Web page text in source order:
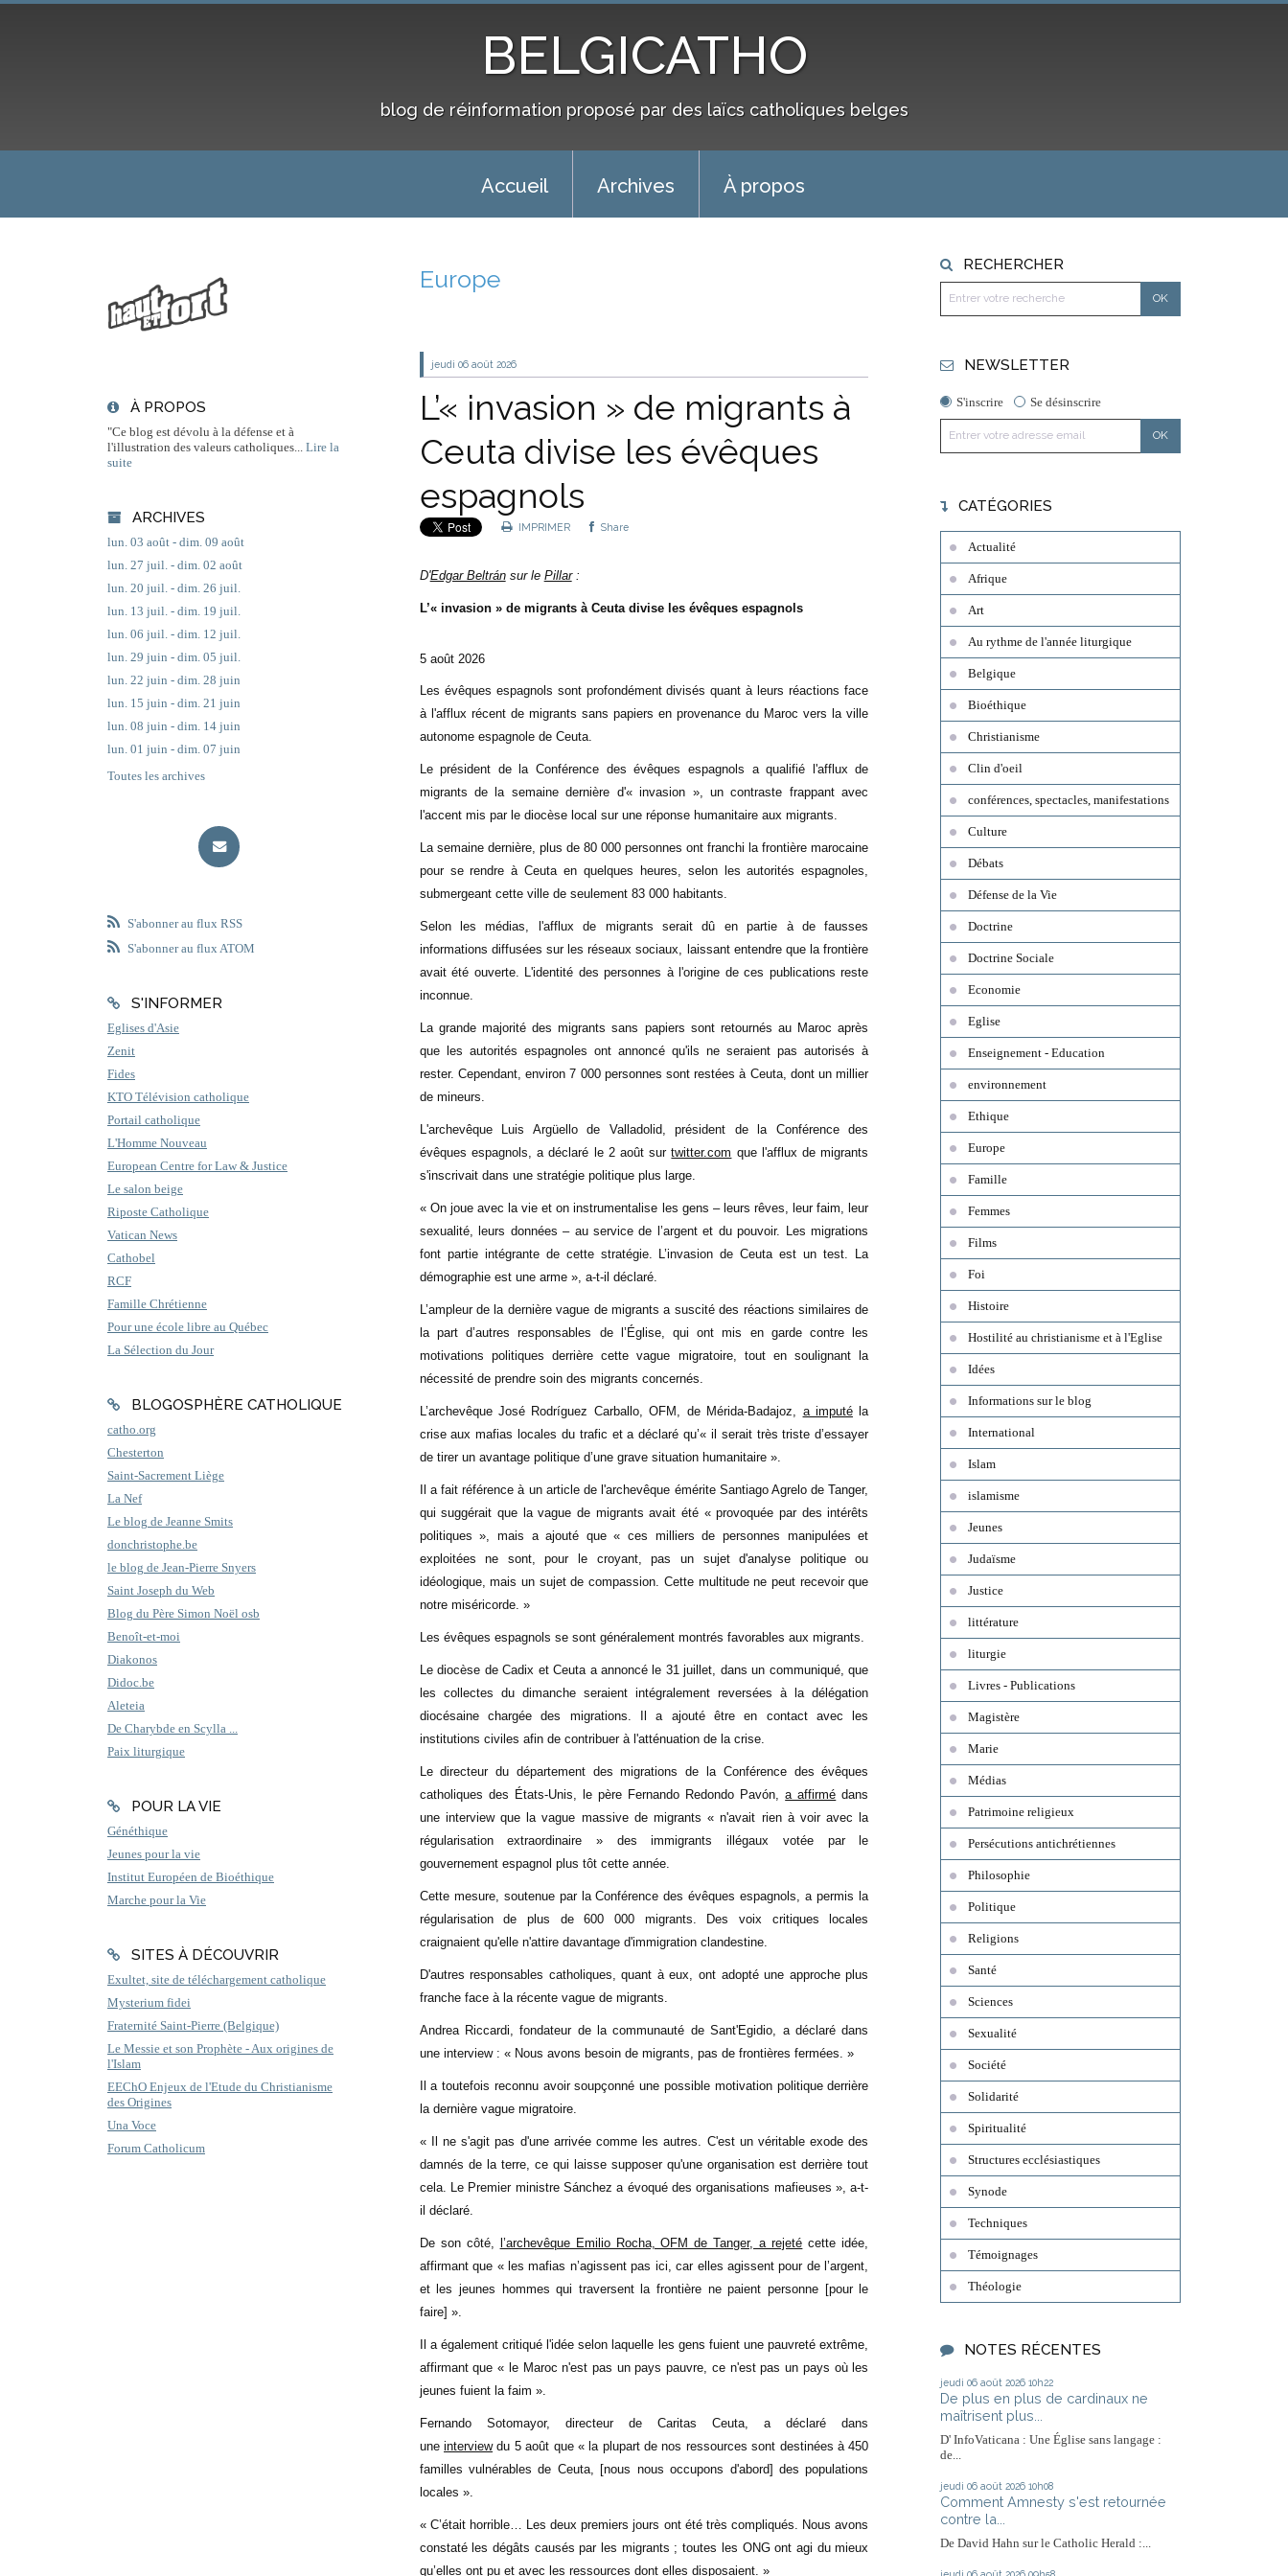
BELGICATHO
blog de réinformation proposé par des laïcs catholiques belges
Accueil Archives À propos
À PROPOS
"Ce blog est dévolu à la défense et à
l'illustration des valeurs catholiques...
Lire la
suite
ARCHIVES
lun. 03 août - dim. 09 août
lun. 27 juil. - dim. 02 août
lun. 20 juil. - dim. 26 juil.
lun. 13 juil. - dim. 19 juil.
lun. 06 juil. - dim. 12 juil.
lun. 29 juin - dim. 05 juil.
lun. 22 juin - dim. 28 juin
lun. 15 juin - dim. 21 juin
lun. 08 juin - dim. 14 juin
lun. 01 juin - dim. 07 juin
Toutes les archives
S'abonner au flux RSS
S'abonner au flux ATOM
S'INFORMER
Eglises d'Asie
Zenit
Fides
KTO Télévision catholique
Portail catholique
L'Homme Nouveau
European Centre for Law & Justice
Le salon beige
Riposte Catholique
Vatican News
Cathobel
RCF
Famille Chrétienne
Pour une école libre au Québec
La Sélection du Jour
BLOGOSPHÈRE CATHOLIQUE
catho.org
Chesterton
Saint-Sacrement Liège
La Nef
Le blog de Jeanne Smits
donchristophe.be
le blog de Jean-Pierre Snyers
Saint Joseph du Web
Blog du Père Simon Noël osb
Benoît-et-moi
Diakonos
Didoc.be
Aleteia
De Charybde en Scylla ...
Paix liturgique
POUR LA VIE
Généthique
Jeunes pour la vie
Institut Européen de Bioéthique
Marche pour la Vie
SITES À DÉCOUVRIR
Exultet, site de téléchargement catholique
Mysterium fidei
Fraternité Saint-Pierre (Belgique)
Le Messie et son Prophète - Aux origines de
l'Islam
EEChO Enjeux de l'Etude du Christianisme
des Origines
Una Voce
Forum Catholicum
Europe
jeudi 06 août 2026
L’« invasion » de migrants à
Ceuta divise les évêques
espagnols
IMPRIMER Share
D'Edgar Beltránsur le Pillar:
L’« invasion » de migrants à Ceuta divise les évêques espagnols
5 août 2026
Les évêques espagnols sont profondément divisés quant à leurs réactions face
à l'afflux récent de migrants sans papiers en provenance du Maroc vers la ville
autonome espagnole de Ceuta.
Le président de la Conférence des évêques espagnols a qualifié l'afflux de
migrants de la semaine dernière d'« invasion », un contraste frappant avec
l'accent mis par le diocèse local sur une réponse humanitaire aux migrants.
La semaine dernière, plus de 80 000 personnes ont franchi la frontière marocaine
pour se rendre à Ceuta en quelques heures, selon les autorités espagnoles,
submergeant cette ville de seulement 83 000 habitants.
Selon les médias, l'afflux de migrants serait dû en partie à de fausses
informations diffusées sur les réseaux sociaux, laissant entendre que la frontière
avait été ouverte. L'identité des personnes à l'origine de ces publications reste
inconnue.
La grande majorité des migrants sans papiers sont retournés au Maroc après
que les autorités espagnoles ont annoncé qu'ils ne seraient pas autorisés à
rester. Cependant, environ 7 000 personnes sont restées à Ceuta, dont un millier
de mineurs.
L'archevêque Luis Argüello de Valladolid, président de la Conférence des
évêques espagnols, a déclaré le 2 août surtwitter.com que l'afflux de migrants
s'inscrivait dans une stratégie politique plus large.
« On joue avec la vie et on instrumentalise les gens – leurs rêves, leur faim, leur
sexualité, leurs données – au service de l’argent et du pouvoir. Les migrations
font partie intégrante de cette stratégie. L’invasion de Ceuta est un test. La
démographie est une arme », a-t-il déclaré.
L’ampleur de la dernière vague de migrants a suscité des réactions similaires de
la part d’autres responsables de l’Église, qui ont mis en garde contre les
motivations politiques derrière cette vague migratoire, tout en soulignant la
nécessité de prendre soin des migrants concernés.
L’archevêque José Rodríguez Carballo, OFM, de Mérida-Badajoz, a imputéla
crise aux mafias locales du trafic et a déclaré qu’« il serait très triste d’essayer
de tirer un avantage politique d’une grave situation humanitaire ».
Il a fait référence à un article de l'archevêque émérite Santiago Agrelo de Tanger,
qui suggérait que la vague de migrants avait été « provoquée par des intérêts
politiques », mais a ajouté que « ces milliers de personnes manipulées et
exploitées ne sont, pour le croyant, pas un sujet d'analyse politique ou
idéologique, mais un sujet de compassion. Cette multitude ne peut recevoir que
notre miséricorde. »
Les évêques espagnols se sont généralement montrés favorables aux migrants.
Le diocèse de Cadix et Ceuta a annoncé le 31 juillet, dans un communiqué, que
les collectes du dimanche seraient intégralement reversées à la délégation
diocésaine chargée des migrations. Il a ajouté être en contact avec les
institutions civiles afin de contribuer à l'atténuation de la crise.
Le directeur du département des migrations de la Conférence des évêques
catholiques des États-Unis, le père Fernando Redondo Pavón,a affirmé dans
une interview que la vague massive de migrants « n'avait rien à voir avec la
régularisation extraordinaire » des immigrants illégaux votée par le
gouvernement espagnol plus tôt cette année.
Cette mesure, soutenue par la Conférence des évêques espagnols, a permis la
régularisation de plus de 600 000 migrants. Des voix critiques locales
craignaient qu'elle n'attire davantage d'immigration clandestine.
D'autres responsables catholiques, quant à eux, ont adopté une approche plus
franche face à la récente vague de migrants.
Andrea Riccardi, fondateur de la communauté de Sant'Egidio, a déclaré dans
une interview : « Nous avons besoin de migrants, pas de frontières fermées. »
Il a toutefois reconnu avoir soupçonné une possible motivation politique derrière
la dernière vague migratoire.
« Il ne s'agit pas d'une arrivée comme les autres. C'est un véritable exode des
damnés de la terre, ce qui laisse supposer qu'une organisation est derrière tout
cela. Le Premier ministre Sánchez a évoqué des organisations mafieuses », a-t-
il déclaré.
De son côté, l’archevêque Emilio Rocha, OFM de Tanger, a rejeté cette idée,
affirmant que « les mafias n’agissent pas ici, car elles agissent pour de l’argent,
et les jeunes hommes qui traversent la frontière ne paient personne [pour le
faire] ».
Il a également critiqué l'idée selon laquelle les gens fuient une pauvreté extrême,
affirmant que « le Maroc n'est pas un pays pauvre, ce n'est pas un pays où les
jeunes fuient la faim ».
Fernando Sotomayor, directeur de Caritas Ceuta, a déclaré dans
uneinterviewdu 5 août que « la plupart de nos ressources sont destinées à 450
familles vulnérables de Ceuta, [nous nous occupons d'abord] des populations
locales ».
« C’était horrible… Les deux premiers jours ont été très compliqués. Nous avons
constaté les dégâts causés par les migrants ; toutes les ONG ont agi du mieux
qu’elles ont pu et avec les ressources dont elles disposaient. »
RECHERCHER
NEWSLETTER
S'inscrire Se désinscrire
CATÉGORIES
Actualité
Afrique
Art
Au rythme de l'année liturgique
Belgique
Bioéthique
Christianisme
Clin d'oeil
conférences, spectacles, manifestations
Culture
Débats
Défense de la Vie
Doctrine
Doctrine Sociale
Economie
Eglise
Enseignement - Education
environnement
Ethique
Europe
Famille
Femmes
Films
Foi
Histoire
Hostilité au christianisme et à l'Eglise
Idées
Informations sur le blog
International
Islam
islamisme
Jeunes
Judaïsme
Justice
littérature
liturgie
Livres - Publications
Magistère
Marie
Médias
Patrimoine religieux
Persécutions antichrétiennes
Philosophie
Politique
Religions
Santé
Sciences
Sexualité
Société
Solidarité
Spiritualité
Structures ecclésiastiques
Synode
Techniques
Témoignages
Théologie
NOTES RÉCENTES
jeudi 06 août 2026 10h22
De plus en plus de cardinaux ne
maîtrisent plus...
D' InfoVaticana : Une Église sans langage :
de...
jeudi 06 août 2026 10h08
Comment Amnesty s'est retournée
contre la...
De David Hahn sur le Catholic Herald :...